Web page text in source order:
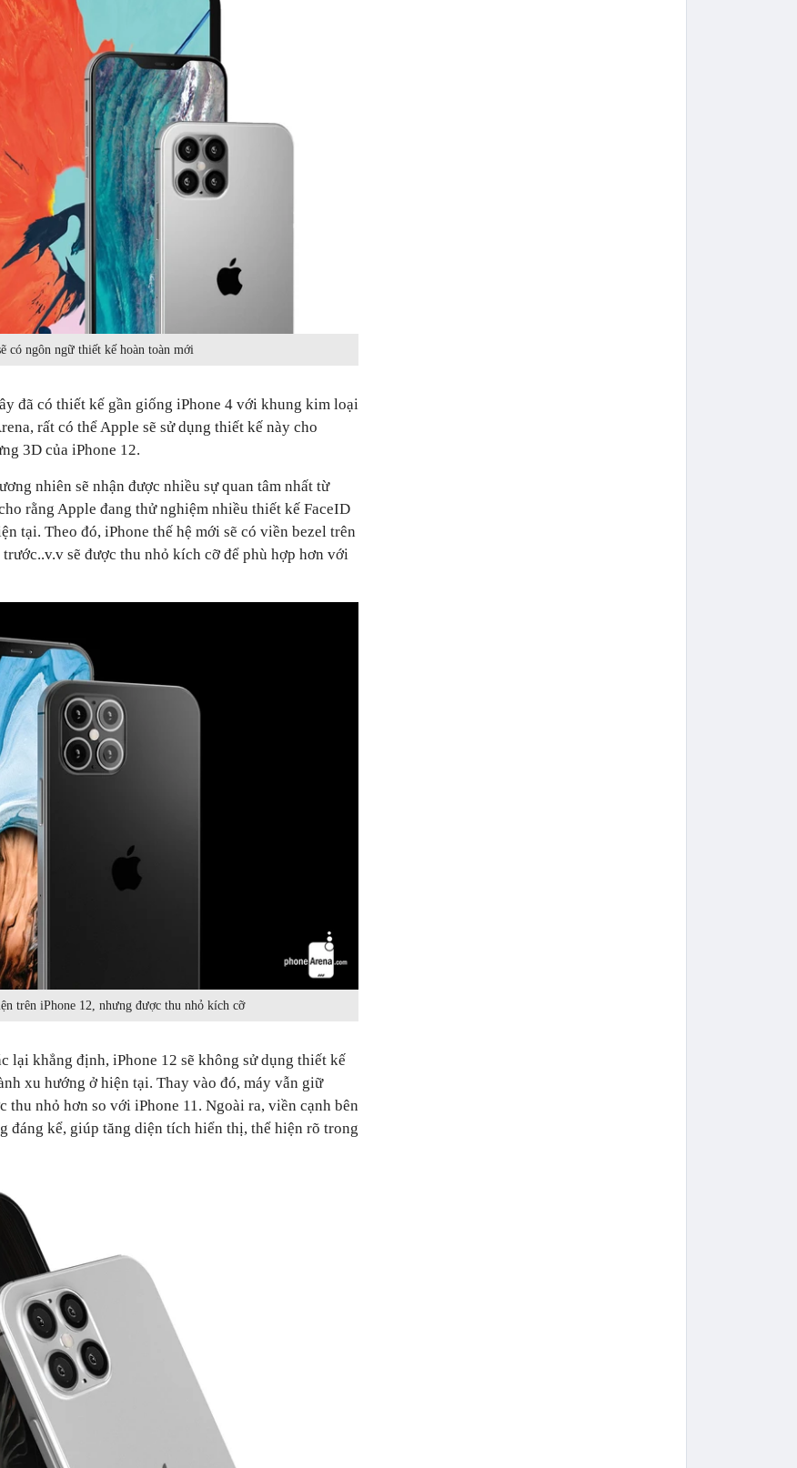
có ngôn ngữ thiết kế hoàn toàn mới
đã có thiết kế gần giống iPhone 4 với khung kim loại
rất có thể Apple sẽ sử dụng thiết kế này cho
3D của iPhone 12.
nhiên sẽ nhận được nhiều sự quan tâm nhất từ
rằng Apple đang thử nghiệm nhiều thiết kế FaceID
tại. Theo đó, iPhone thế hệ mới sẽ có viền bezel trên
sẽ được thu nhỏ kích cỡ để phù hợp hơn với
trên iPhone 12, nhưng được thu nhỏ kích cỡ
lại khẳng định, iPhone 12 sẽ không sử dụng thiết kế
xu hướng ở hiện tại. Thay vào đó, máy vẫn giữ
thu nhỏ hơn so với iPhone 11. Ngoài ra, viền cạnh bên
đáng kể, giúp tăng diện tích hiển thị, thể hiện rõ trong